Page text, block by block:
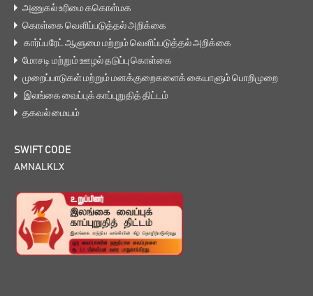
அணுகல் உரிமை ககொள்மக
கொள்கை வெளிப்படுத்தல் அறிக்கை
கார்ப்பரேட் ஆளுமை மற்றும் வெளிப்படுத்தல் அறிக்கை
மோசடி மற்றும் ஊழல் தடுப்பு கொள்கை
முறைப்பாடுகள் மற்றும் மனக்குறைகளைக் கையாளும் பொறிமுறை
இலங்கை வைப்புக் காப்புறுதித் திட்டம்
தகவல் மையம்
SWIFT CODE
AMNALKLX